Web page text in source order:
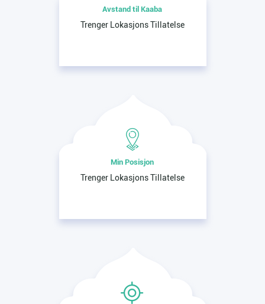
Avstand til Kaaba
Trenger Lokasjons Tillatelse
Min Posisjon
Trenger Lokasjons Tillatelse